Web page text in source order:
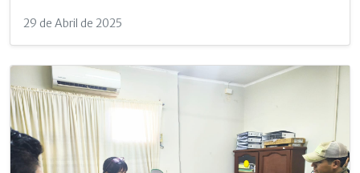
29 de Abril de 2025